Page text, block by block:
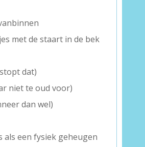
met de staart in de bek
dat)
niet te oud voor)
dan wel)
als een fysiek geheugen